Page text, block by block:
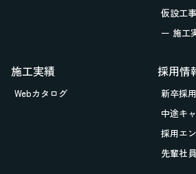
仮設工事
ー 施工
施工実績
Webカタログ
採用情
新卒採用
中途キ
採用エ
先輩社